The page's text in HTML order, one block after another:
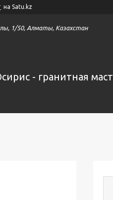
на Satu.kz
1/50, Алматы, Казахстан
- гранитная